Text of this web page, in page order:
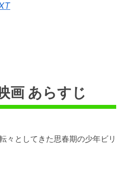
画 あらすじ
々としてきた思春期の少年ビリ